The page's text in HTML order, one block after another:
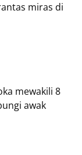
miras di
mewakili 8
awak